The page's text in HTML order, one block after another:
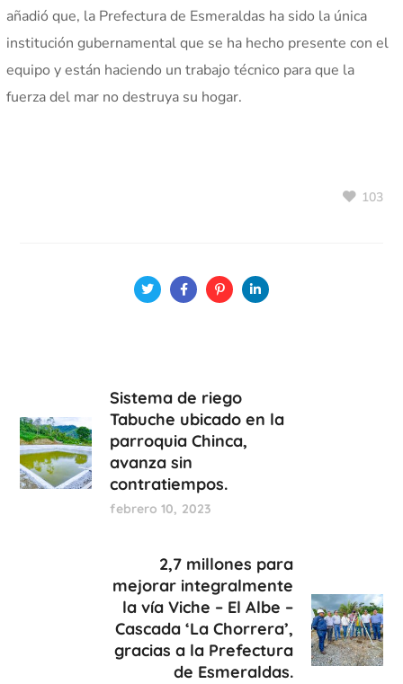
añadió que, la Prefectura de Esmeraldas ha sido la única
institución gubernamental que se ha hecho presente con el
equipo y están haciendo un trabajo técnico para que la
fuerza del mar no destruya su hogar.
103
Sistema de riego
Tabuche ubicado en la
parroquia Chinca,
avanza sin
contratiempos.
febrero 10, 2023
2,7 millones para
mejorar integralmente
la vía Viche – El Albe –
Cascada ‘La Chorrera’,
gracias a la Prefectura
de Esmeraldas.